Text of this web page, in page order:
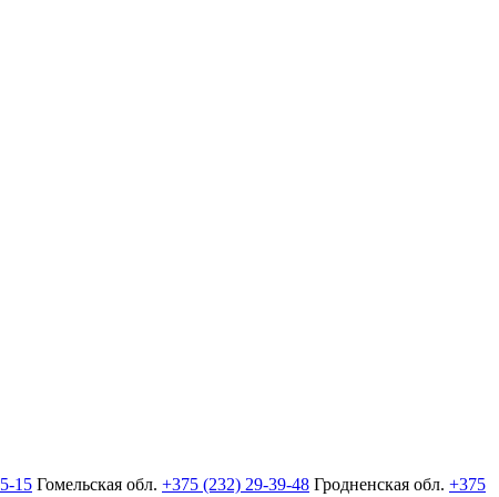
15 Гомельская обл. +375 (232) 29-39-48 Гродненская обл. +375